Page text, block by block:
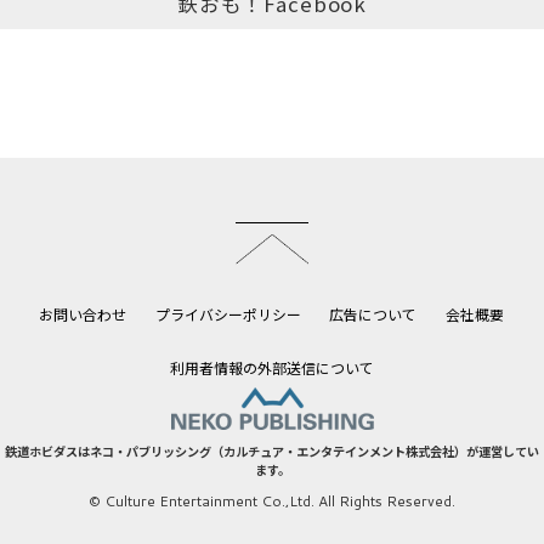
お問い合わせ プライバシーポリシー 広告について 会社概要
利用者情報の外部送信について
鉄道ホビダスはネコ・パブリッシング（カルチュア・エンタテインメント株式会社）が運営してい
ます。
© Culture Entertainment Co.,Ltd. All Rights Reserved.